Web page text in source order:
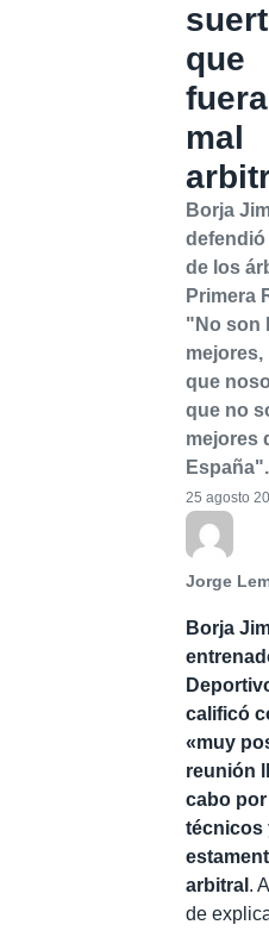
que
mal
Borja
defendió
de los
Primera
"No son
mejores,
que
que no
mejores
España".
Jorge
25 agosto
Borja
calificó
«muy
reunión
cabo
técnicos
arbitral .
de